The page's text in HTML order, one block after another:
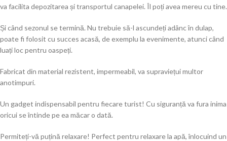
va facilita depozitarea și transportul canapelei. Îl poți avea mereu cu tine.
Și când sezonul se termină. Nu trebuie să-l ascundeți adânc în dulap,
poate fi folosit cu succes acasă, de exemplu la evenimente, atunci când
luați loc pentru oaspeți.
Fabricat din material rezistent, impermeabil, va supraviețui multor
anotimpuri.
Un gadget indispensabil pentru fiecare turist! Cu siguranță va fura inima
oricui se întinde pe ea măcar o dată.
Permiteți-vă puțină relaxare! Perfect pentru relaxare la apă, înlocuind un